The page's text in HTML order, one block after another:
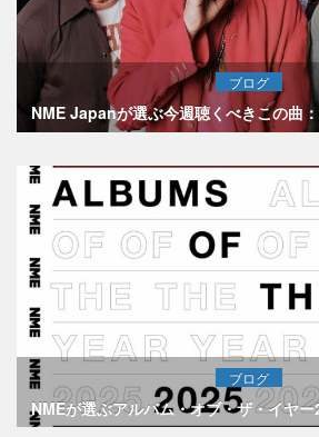
ブログ
NME Japanが選ぶ今週聴くべきこの曲
ブログ
NMEが選ぶアルバム・オブ・ザ・イヤー